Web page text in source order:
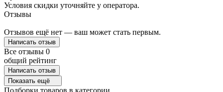
Условия скидки уточняйте у оператора.
Отзывы
Отзывов ещё нет — ваш может стать первым.
Написать отзыв
Все отзывы 0
общий рейтинг
Написать отзыв
Показать ещё
Подборки товаров в категории